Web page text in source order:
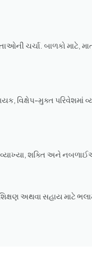
ચર્ચા. બાળકો માટે,
વિક્ષેપ-મુક્ત પરિવેશમાં
વ્યાખ્યા, શક્તિ અને
અથવા સહાય માટે